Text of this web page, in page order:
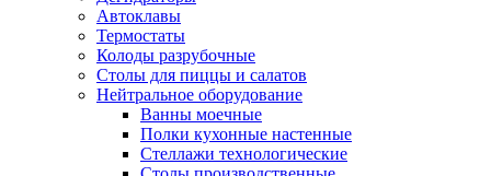
Автоклавы
Термостаты
Колоды разрубочные
Столы для пиццы и салатов
Нейтральное оборудование
Ванны моечные
Полки кухонные настенные
Стеллажи технологические